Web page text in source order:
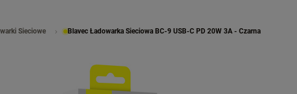
Sieciowe Blavec Ładowarka Sieciowa BC-9 USB-C PD 20W 3A - Czarna